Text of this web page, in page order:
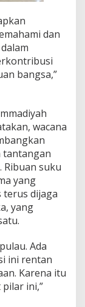
dan
bangsa,”
wacana
tantangan
Ribuan suku
yang
terus dijaga
yang
Ada
ini rentan
Karena itu
ini,”